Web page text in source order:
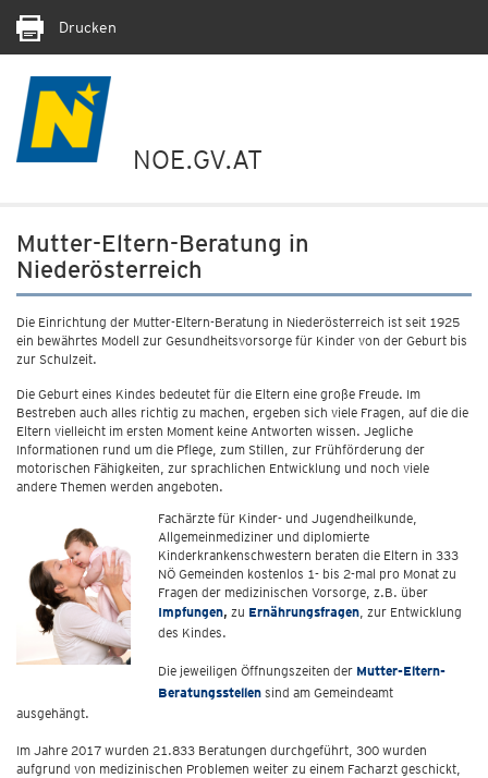
Drucken
NOE.GV.AT
Mutter-Eltern-Beratung in
Niederösterreich
Die Einrichtung der Mutter-Eltern-Beratung in Niederösterreich ist seit 1925
ein bewährtes Modell zur Gesundheitsvorsorge für Kinder von der Geburt bis
zur Schulzeit.
Die Geburt eines Kindes bedeutet für die Eltern eine große Freude. Im
Bestreben auch alles richtig zu machen, ergeben sich viele Fragen, auf die die
Eltern vielleicht im ersten Moment keine Antworten wissen. Jegliche
Informationen rund um die Pflege, zum Stillen, zur Frühförderung der
motorischen Fähigkeiten, zur sprachlichen Entwicklung und noch viele
andere Themen werden angeboten.
Fachärzte für Kinder- und Jugendheilkunde,
Allgemeinmediziner und diplomierte
Kinderkrankenschwestern beraten die Eltern in 333
NÖ Gemeinden kostenlos 1- bis 2-mal pro Monat zu
Fragen der medizinischen Vorsorge, z.B. über
Impfungen, zu Ernährungsfragen, zur Entwicklung
des Kindes.
Die jeweiligen Öffnungszeiten der Mutter-Eltern-
Beratungsstellensind am Gemeindeamt
ausgehängt.
Im Jahre 2017 wurden 21.833 Beratungen durchgeführt, 300 wurden
aufgrund von medizinischen Problemen weiter zu einem Facharzt geschickt,